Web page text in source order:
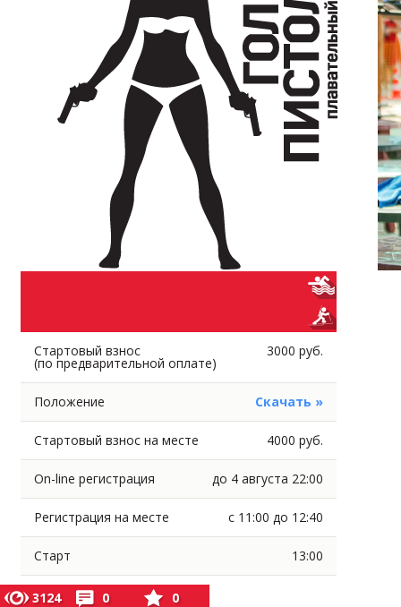
Стартовый взнос
(по предварительной оплате)
3000 руб.
Положение Скачать »
Стартовый взнос на месте 4000 руб.
On-line регистрация до 4 августа 22:00
Регистрация на месте с 11:00 до 12:40
Старт 13:00
3124 0 0